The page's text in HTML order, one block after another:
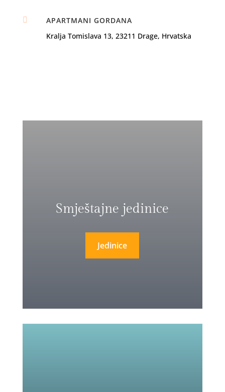

APARTMANI GORDANA
Kralja Tomislava 13, 23211 Drage, Hrvatska
Smještajne jedinice
Jedinice